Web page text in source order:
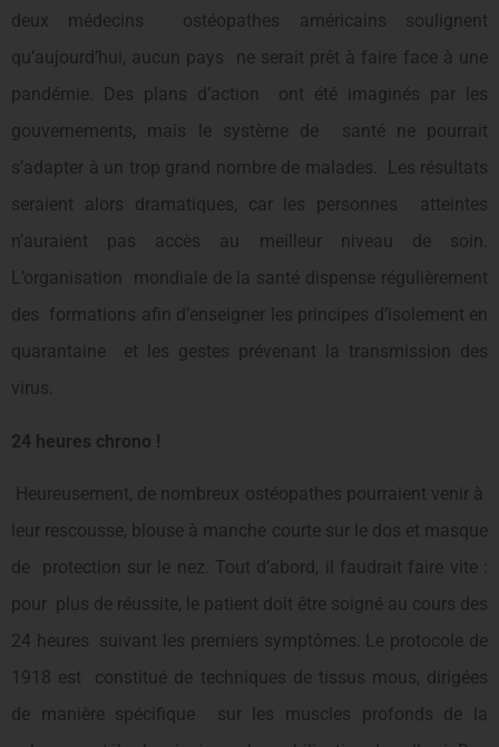
deux médecins ostéopathes américains soulignent
qu’aujourd’hui, aucun pays ne serait prêt à faire face à une
pandémie. Des plans d’action ont été imaginés par les
gouvernements, mais le système de santé ne pourrait
s’adapter à un trop grand nombre de malades. Les résultats
seraient alors dramatiques, car les personnes atteintes
n’auraient pas accès au meilleur niveau de soin.
L’organisation mondiale de la santé dispense régulièrement
des formations afin d’enseigner les principes d’isolement en
quarantaine et les gestes prévenant la transmission des
virus.
24 heures chrono !
Heureusement, de nombreux ostéopathes pourraient venir à
leur rescousse, blouse à manche courte sur le dos et masque
de protection sur le nez. Tout d’abord, il faudrait faire vite :
pour plus de réussite, le patient doit être soigné au cours des
24 heures suivant les premiers symptômes. Le protocole de
1918 est constitué de techniques de tissus mous, dirigées
de manière spécifique sur les muscles profonds de la